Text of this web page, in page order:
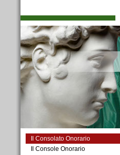
Il Consolato Onorario
Il Console Onorario